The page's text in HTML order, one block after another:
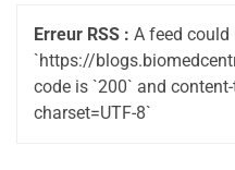
Erreur RSS : A feed
`https://
code is `200` and
charset=UTF-8`